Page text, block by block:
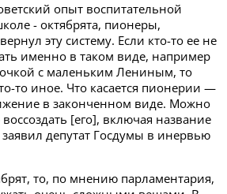
опыт воспитательной
- октябрята, пионеры,
эту систему. Если кто-то ее не
именно в таком виде, например
с маленьким Лениным, то
то иное. Что касается пионерии —
в законченном виде. Можно
[его], включая название
заявил депутат Госдумы в инервью
то, по мнению парламентария,